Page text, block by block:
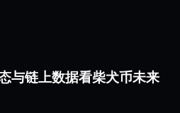
与链上数据看柴犬币未来